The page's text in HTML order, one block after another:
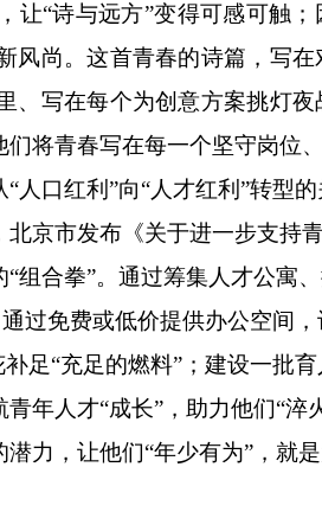
让“诗与远方”变得可感可触
风尚。这首青春的诗篇，写
、写在每个为创意方案挑灯
将青春写在每一个坚守岗位
口红利”向“人才红利”转型
京市发布《关于进一步支持
组合拳”。通过筹集人才公寓
过免费或低价提供办公空间
足“充足的燃料”；建设一批育
年人才“成长”，助力他们“淬
力，让他们“年少有为”，就